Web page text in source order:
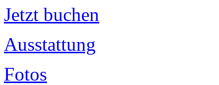
Jetzt buchen
Ausstattung
Fotos